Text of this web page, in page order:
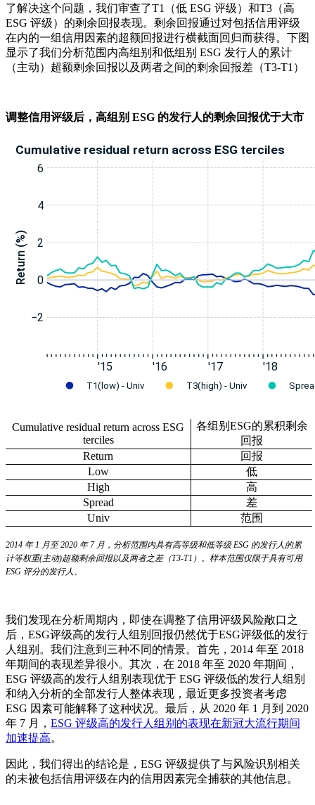
了解决这个问题，我们审查了T1（低 ESG 评级）和T3（高
ESG 评级）的剩余回报表现。剩余回报通过对包括信用评级
在内的一组信用因素的超额回报进行横截面回归而获得。下图
显示了我们分析范围内高组别和低组别 ESG 发行人的累计
（主动）超额剩余回报以及两者之间的剩余回报差（T3-T1）
调整信用评级后，高组别 ESG 的发行人的剩余回报优于大市
Cumulative residual return across ESG
terciles
各组别ESG的累积剩余
回报
Return
回报
Low
低
High
高
Spread
差
Univ
范围
2014 年 1 月至 2020 年 7 月，分析范围内具有高等级和低等级 ESG 的发行人的累
计等权重(主动)超额剩余回报以及两者之差（T3-T1）。样本范围仅限于具有可用
ESG 评分的发行人。
我们发现在分析周期内，即使在调整了信用评级风险敞口之
后，ESG评级高的发行人组别回报仍然优于ESG评级低的发行
人组别。我们注意到三种不同的情景。首先，2014 年至 2018
年期间的表现差异很小。其次，在 2018 年至 2020 年期间，
ESG 评级高的发行人组别表现优于 ESG 评级低的发行人组别
和纳入分析的全部发行人整体表现，最近更多投资者考虑
ESG 因素可能解释了这种状况。最后，从 2020 年 1 月到 2020
年 7 月， ESG 评级高的发行人组别的表现在新冠大流行期间
加速提高。
因此，我们得出的结论是，ESG 评级提供了与风险识别相关
的未被包括信用评级在内的信用因素完全捕获的其他信息。